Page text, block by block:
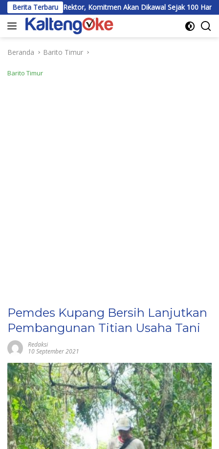
Langsung
ke
konten
Berita Terbaru
Rektor, Komitmen Akan Dikawal Sejak 100 Hari Pertama
Beranda Barito Timur
Barito Timur
Pemdes Kupang Bersih Lanjutkan
Pembangunan Titian Usaha Tani
Redaksi
10 September 2021